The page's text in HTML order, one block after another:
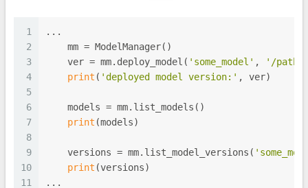
1
2
3
4
5
6
7
8
9
10
11
...
    mm = ModelManager()
    ver = mm.deploy_model(
'some_model' ,
'/path/
print ( 'deployed model version:' , ver)
    models = mm.list_models()
print (models)
    versions = mm.list_model_versions(
print (versions)
...